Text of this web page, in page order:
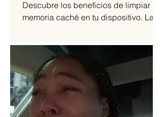
Descubre los beneficios de limpiar la
memoria caché en tu dispositivo. La